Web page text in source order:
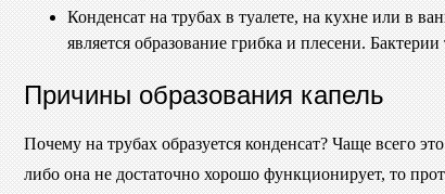
Конденсат на трубах в туалете, на кухне или в
является образование грибка и плесени.
Причины образования капель
Почему на трубах образуется конденсат? Чаще всего
либо она не достаточно хорошо функционирует, то